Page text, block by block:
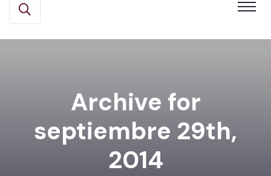
Archive for
septiembre 29th,
2014